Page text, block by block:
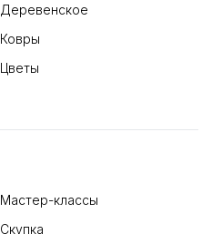
Деревенское
Ковры
Цветы
Мастер-классы
Скупка